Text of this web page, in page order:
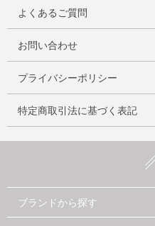
よくあるご質問
お問い合わせ
プライバシーポリシー
特定商取引法に基づく表記
ブランドから探す